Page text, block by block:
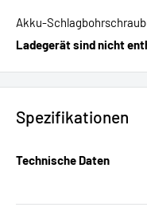
Akku-
Ladegerät sind nicht
Spezifikationen
Technische Daten